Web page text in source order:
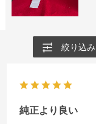
絞り込み
純正より良い